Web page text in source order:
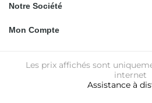
Notre Société
Mon Compte
Les prix affichés sont
internet
Assistance à